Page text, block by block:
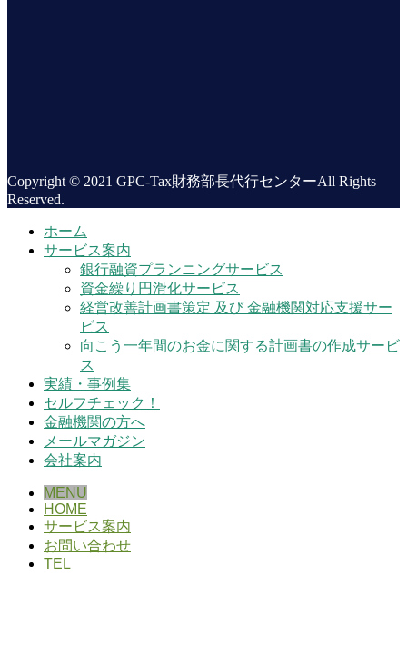
Copyright © 2021 GPC-Tax財務部長代行センターAll Rights
Reserved.
ホーム
サービス案内
銀行融資プランニングサービス
資金繰り円滑化サービス
経営改善計画書策定 及び 金融機関対応支援サー
ビス
向こう一年間のお金に関する計画書の作成サービ
ス
実績・事例集
セルフチェック！
金融機関の方へ
メールマガジン
会社案内
MENU
HOME
サービス案内
お問い合わせ
TEL